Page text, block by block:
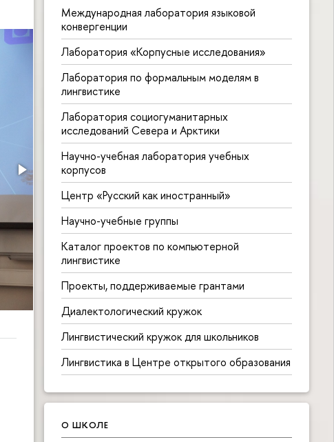
Международная лаборатория языковой
конвергенции
Лаборатория «Корпусные исследования»
Лаборатория по формальным моделям в
лингвистике
Лаборатория социогуманитарных
исследований Севера и Арктики
Научно-учебная лаборатория учебных
корпусов
Центр «Русский как иностранный»
Научно-учебные группы
Каталог проектов по компьютерной
лингвистике
Проекты, поддерживаемые грантами
Диалектологический кружок
Лингвистический кружок для школьников
Лингвистика в Центре открытого образования
О ШКОЛЕ